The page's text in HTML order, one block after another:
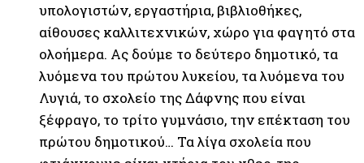
υπολογιστών, εργαστήρια, βιβλιοθήκες,
αίθουσες καλλιτεχνικών, χώρο για φαγητό στα
ολοήμερα. Ας δούμε το δεύτερο δημοτικό, τα
λυόμενα του πρώτου λυκείου, τα λυόμενα του
Λυγιά, το σχολείο της Δάφνης που είναι
ξέφραγο, το τρίτο γυμνάσιο, την επέκταση του
πρώτου δημοτικού… Τα λίγα σχολεία που